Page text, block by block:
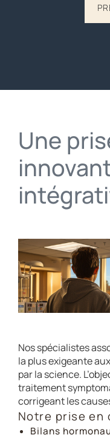
Une
Nos spécialistes
la plus exigeante
par la science.
traitement
corrigeant les
Notre prise en
Bilans